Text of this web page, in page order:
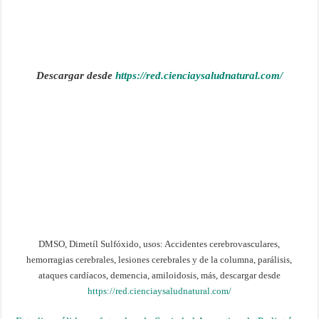
Descargar desde https://red.cienciaysaludnatural.com/
DMSO, Dimetíl Sulfóxido, usos: Accidentes cerebrovasculares,
hemorragias cerebrales, lesiones cerebrales y de la columna, parálisis,
ataques cardíacos, demencia, amiloidosis, más, descargar desde
https://red.cienciaysaludnatural.com/